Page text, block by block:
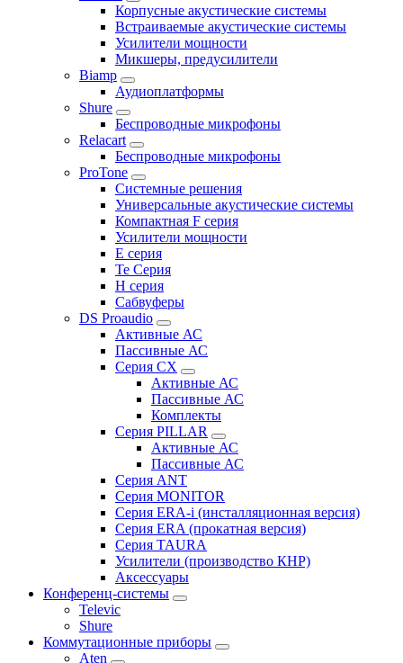
Корпусные акустические системы
Встраиваемые акустические системы
Усилители мощности
Микшеры, предусилители
Biamp
Аудиоплатформы
Shure
Беспроводные микрофоны
Relacart
Беспроводные микрофоны
ProTone
Системные решения
Универсальные акустические системы
Компактная F серия
Усилители мощности
E серия
Te Серия
H серия
Сабвуферы
DS Proaudio
Активные АС
Пассивные АС
Серия CX
Активные АС
Пассивные АС
Комплекты
Серия PILLAR
Активные АС
Пассивные АС
Серия ANT
Серия MONITOR
Серия ERA-i (инсталляционная версия)
Серия ERA (прокатная версия)
Серия TAURA
Усилители (производство КНР)
Аксессуары
Конференц-системы
Televic
Shure
Коммутационные приборы
Aten